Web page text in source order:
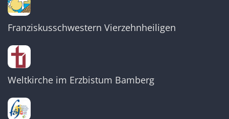
Franziskusschwestern Vierzehnheiligen
Weltkirche im Erzbistum Bamberg